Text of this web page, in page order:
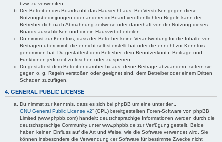
bzw. zu verwenden.
Der Betreiber des Boards übt das Hausrecht aus. Bei Verstößen gegen diese
Nutzungsbedingungen oder anderer im Board veröffentlichten Regeln kann der
Betreiber dich nach Abmahnung zeitweise oder dauerhaft von der Nutzung dieses
Boards ausschließen und dir ein Hausverbot erteilen.
Du nimmst zur Kenntnis, dass der Betreiber keine Verantwortung für die Inhalte von
Beiträgen übernimmt, die er nicht selbst erstellt hat oder die er nicht zur Kenntnis
genommen hat. Du gestattest dem Betreiber, dein Benutzerkonto, Beiträge und
Funktionen jederzeit zu löschen oder zu sperren.
Du gestattest dem Betreiber darüber hinaus, deine Beiträge abzuändern, sofern sie
gegen o. g. Regeln verstoßen oder geeignet sind, dem Betreiber oder einem Dritten
Schaden zuzufügen.
4. GENERAL PUBLIC LICENSE
Du nimmst zur Kenntnis, dass es sich bei phpBB um eine unter der „
GNU General Public License v2“ (GPL) bereitgestellten Foren-Software von phpBB
Limited (www.phpbb.com) handelt; deutschsprachige Informationen werden durch die
deutschsprachige Community unter www.phpbb.de zur Verfügung gestellt. Beide
haben keinen Einfluss auf die Art und Weise, wie die Software verwendet wird. Sie
können insbesondere die Verwendung der Software für bestimmte Zwecke nicht